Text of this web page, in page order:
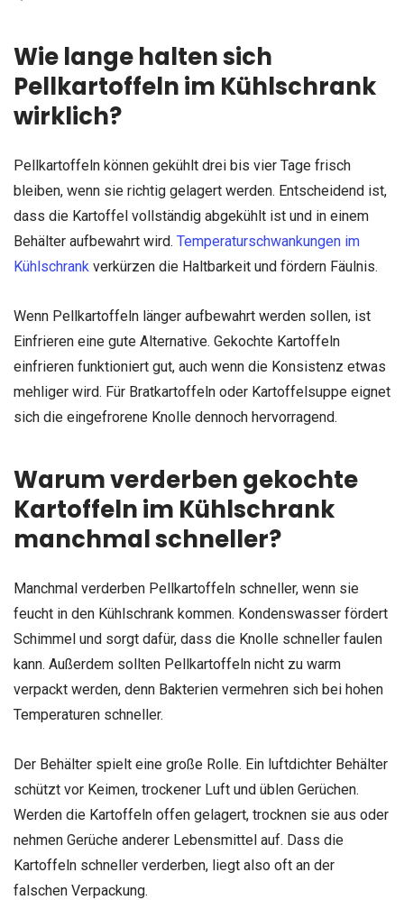
Wie lange halten sich
Pellkartoffeln im Kühlschrank
wirklich?
Pellkartoffeln können gekühlt drei bis vier Tage frisch
bleiben, wenn sie richtig gelagert werden. Entscheidend ist,
dass die Kartoffel vollständig abgekühlt ist und in einem
Behälter aufbewahrt wird. Temperaturschwankungen im
Kühlschrank verkürzen die Haltbarkeit und fördern Fäulnis.
Wenn Pellkartoffeln länger aufbewahrt werden sollen, ist
Einfrieren eine gute Alternative. Gekochte Kartoffeln
einfrieren funktioniert gut, auch wenn die Konsistenz etwas
mehliger wird. Für Bratkartoffeln oder Kartoffelsuppe eignet
sich die eingefrorene Knolle dennoch hervorragend.
Warum verderben gekochte
Kartoffeln im Kühlschrank
manchmal schneller?
Manchmal verderben Pellkartoffeln schneller, wenn sie
feucht in den Kühlschrank kommen. Kondenswasser fördert
Schimmel und sorgt dafür, dass die Knolle schneller faulen
kann. Außerdem sollten Pellkartoffeln nicht zu warm
verpackt werden, denn Bakterien vermehren sich bei hohen
Temperaturen schneller.
Der Behälter spielt eine große Rolle. Ein luftdichter Behälter
schützt vor Keimen, trockener Luft und üblen Gerüchen.
Werden die Kartoffeln offen gelagert, trocknen sie aus oder
nehmen Gerüche anderer Lebensmittel auf. Dass die
Kartoffeln schneller verderben, liegt also oft an der
falschen Verpackung.